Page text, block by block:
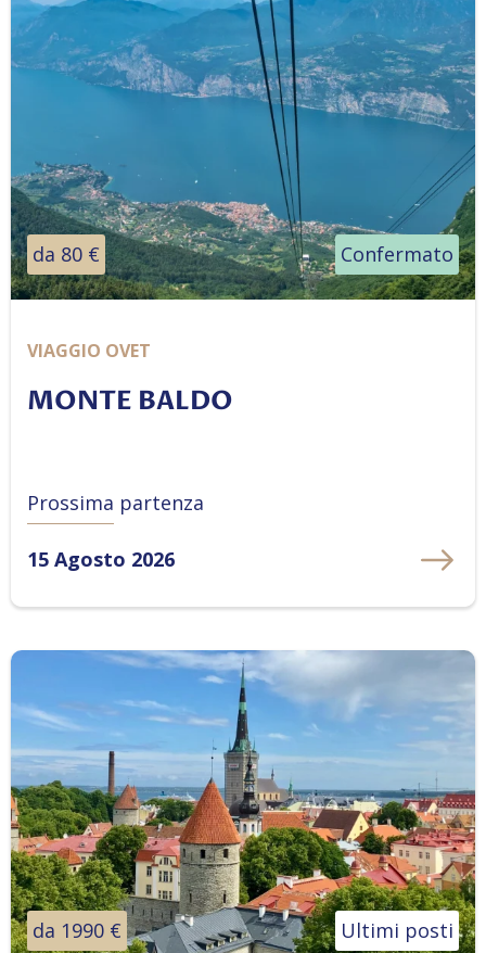
da 80 € Confermato
VIAGGIO OVET
MONTE BALDO
Prossima partenza
15 Agosto 2026
da 1990 € Ultimi posti